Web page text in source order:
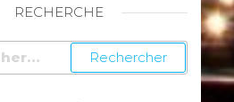
RECHERCHE